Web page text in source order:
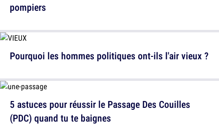
pompiers
5 astuces pour réussir le Passage Des Couilles
(PDC) quand tu te baignes
Pourquoi les hommes politiques ont-ils l'air vieux ?